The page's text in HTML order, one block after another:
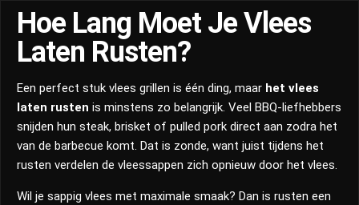
Hoe Lang Moet Je Vlees
Laten Rusten?
Een perfect stuk vlees grillen is één ding, maar het vlees
laten rusten is minstens zo belangrijk. Veel BBQ-liefhebbers
snijden hun steak, brisket of pulled pork direct aan zodra het
van de barbecue komt. Dat is zonde, want juist tijdens het
rusten verdelen de vleessappen zich opnieuw door het vlees.
Wil je sappig vlees met maximale smaak? Dan is rusten een